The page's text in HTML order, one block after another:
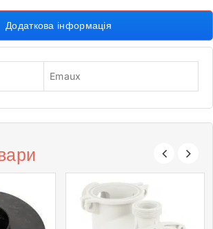
Додаткова інформація
Emaux